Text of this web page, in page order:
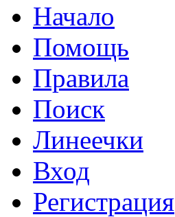
Начало
Помощь
Правила
Поиск
Линеечки
Вход
Регистрация